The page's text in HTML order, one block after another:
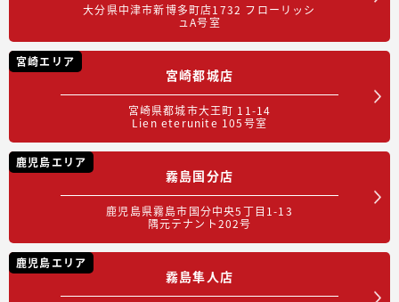
大分県中津市新博多町店1732 フローリッシ
ュA号室
宮崎エリア
宮崎都城店
宮崎県都城市大王町 11-14
Lien eterunite 105号室
鹿児島エリア
霧島国分店
鹿児島県霧島市国分中央5丁目1-13
隅元テナント202号
鹿児島エリア
霧島隼人店